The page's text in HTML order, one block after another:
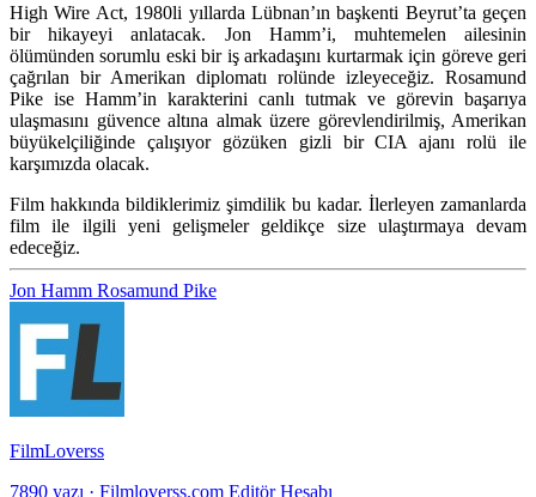
High Wire Act, 1980li yıllarda Lübnan’ın başkenti Beyrut’ta geçen
bir hikayeyi anlatacak. Jon Hamm’i, muhtemelen ailesinin
ölümünden sorumlu eski bir iş arkadaşını kurtarmak için göreve geri
çağrılan bir Amerikan diplomatı rolünde izleyeceğiz. Rosamund
Pike ise Hamm’in karakterini canlı tutmak ve görevin başarıya
ulaşmasını güvence altına almak üzere görevlendirilmiş, Amerikan
büyükelçiliğinde çalışıyor gözüken gizli bir CIA ajanı rolü ile
karşımızda olacak.
Film hakkında bildiklerimiz şimdilik bu kadar. İlerleyen zamanlarda
film ile ilgili yeni gelişmeler geldikçe size ulaştırmaya devam
edeceğiz.
Jon Hamm Rosamund Pike
FilmLoverss
7890 yazı · Filmloverss.com Editör Hesabı